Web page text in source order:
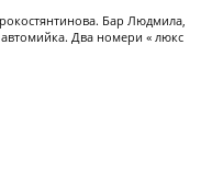
Бар Людмила,
автомийка. Два номери « люкс